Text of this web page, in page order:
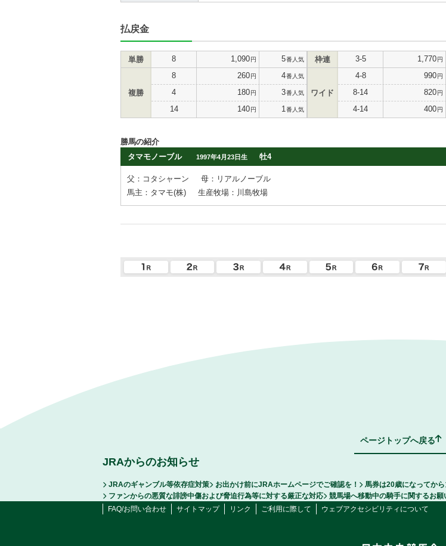
払戻金
単勝 8 1,090円 5番人気
複勝
8 260円 4番人気
4 180円 3番人気
14 140円 1 番人気
枠連 3-5 1,770円
ワイド
4-8 990円
8-14 820円
4-14 400円
勝馬の紹介
タマモノーブル
1997年4月23日生 牡4
父：コタシャーン
母：リアルノーブル
馬主：タマモ(株)
生産牧場：川島牧場
ページトップへ戻る
JRAからのお知らせ
JRAのギャンブル等依存症対策 お出かけ前にJRAホームページでご確認を！ 馬券は20歳になってから
ファンからの悪質な誹謗中傷および脅迫行為等に対する厳正な対応
競馬場へ移動中の騎手に関するお願
FAQ/お問い合わせ
サイトマップ リンク ご利用に際して ウェブアクセシビリティについて